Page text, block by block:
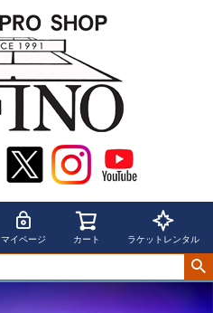
マイページ カート ラケットレンタル